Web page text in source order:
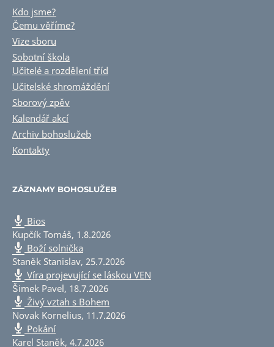
Kdo jsme?
Čemu věříme?
Vize sboru
Sobotní škola
Učitelé a rozdělení tříd
Učitelské shromáždění
Sborový zpěv
Kalendář akcí
Archiv bohoslužeb
Kontakty
ZÁZNAMY BOHOSLUŽEB
Bios
Kupčík Tomáš, 1.8.2026
Boží solnička
Staněk Stanislav, 25.7.2026
Víra projevující se láskou VEN
Šimek Pavel, 18.7.2026
Živý vztah s Bohem
Novak Kornelius, 11.7.2026
Pokání
Karel Staněk, 4.7.2026